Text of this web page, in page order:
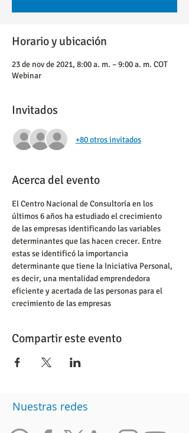
Horario y ubicación
23 de nov de 2021, 8:00 a. m. – 9:00 a. m. COT
Webinar
Invitados
+80 otros invitados
Acerca del evento
El Centro Nacional de Consultoría en los
últimos 6 años ha estudiado el crecimiento
de las empresas identificando las variables
determinantes que las hacen crecer. Entre
estas se identificó la importancia
determinante que tiene la Iniciativa Personal,
es decir, una mentalidad emprendedora
eficiente y acertada de las personas para el
crecimiento de las empresas
Compartir este evento
Nuestras redes